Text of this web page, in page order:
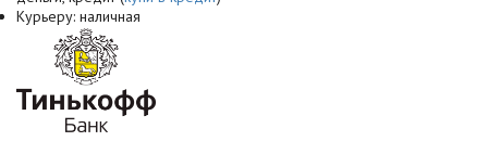
Курьеру: наличная